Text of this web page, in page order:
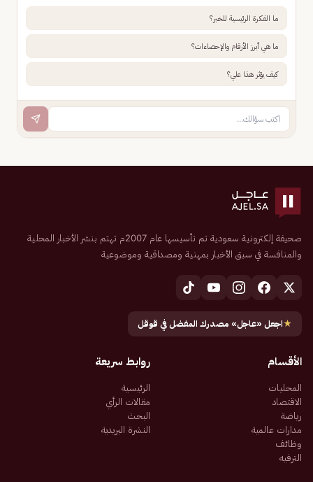
ما الفكرة الرئيسية للخبر؟
ما هي أبرز الأرقام والإحصاءات؟
كيف يؤثر هذا علي؟
صحيفة إلكترونية سعودية تم تأسيسها عام 2007م تهتم بنشر الأخبار المحلية
والمنافسة في سبق الأخبار بمهنية ومصداقية وموضوعية
★اجعل «عاجل» مصدرك المفضل في قوقل
الأقسام
المحليات
الاقتصاد
رياضة
مدارات عالمية
وظائف
الترفيه
روابط سريعة
الرئيسية
مقالات الرأي
البحث
النشرة البريدية